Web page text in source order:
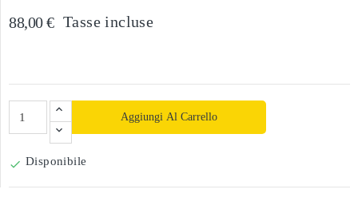
88,00 € Tasse incluse
Aggiungi Al Carrello
 Disponibile